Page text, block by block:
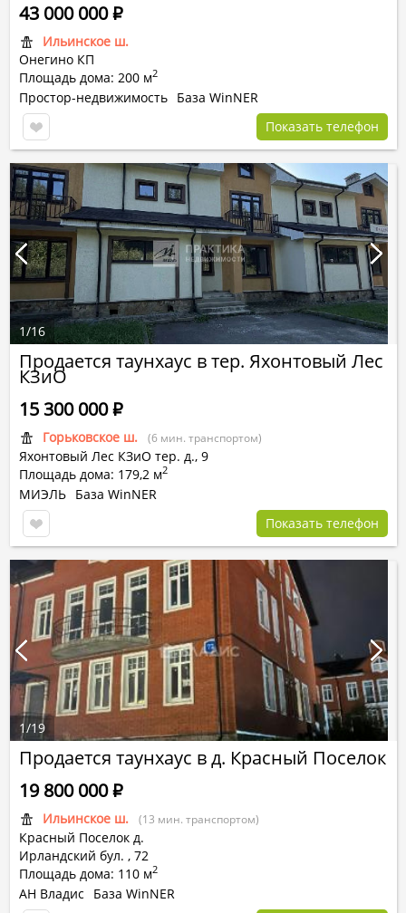
Ильинское ш.
Онегино КП
Площадь дома: 200 м2
43 000 000Р
Простор-недвижимость База WinNER
Показать телефон
Продается таунхаус в тер. Яхонтовый Лес
КЗиО
Горьковское ш. (6 мин. транспортом)
Яхонтовый Лес КЗиО тер. д., 9
Площадь дома: 179,2 м2
15 300 000Р
МИЭЛЬ База WinNER
Показать телефон
1/16
Продается таунхаус в д. Красный Поселок
Ильинское ш. (13 мин. транспортом)
Красный Поселок д.
Ирландский бул. , 72
Площадь дома: 110 м2
19 800 000Р
АН Владис
База WinNER
1/19